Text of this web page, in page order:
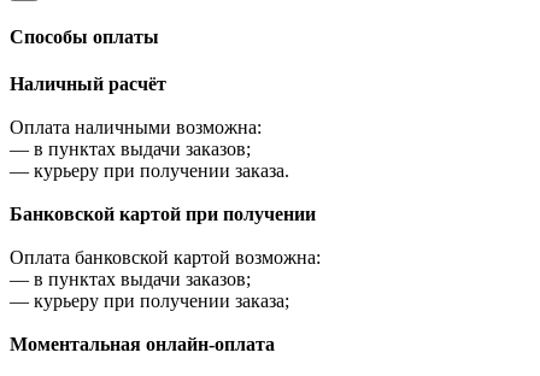
Cпособы оплаты
Наличный расчёт
Оплата наличными возможна:
— в пунктах выдачи заказов;
— курьеру при получении заказа.
Банковской картой при получении
Оплата банковской картой возможна:
— в пунктах выдачи заказов;
— курьеру при получении заказа;
Моментальная онлайн-оплата